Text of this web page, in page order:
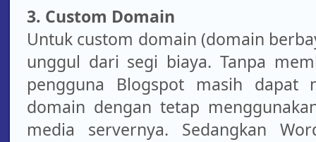
3. Custom Domain
Untuk custom domain (domain
unggul dari segi biaya. Tanpa
pengguna Blogspot masih dapat
domain dengan tetap
media servernya. Sedangkan